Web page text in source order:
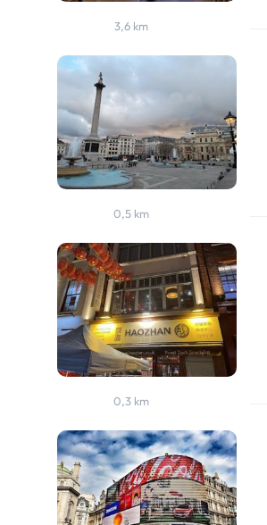
3,6 km
0,5 km
0,3 km